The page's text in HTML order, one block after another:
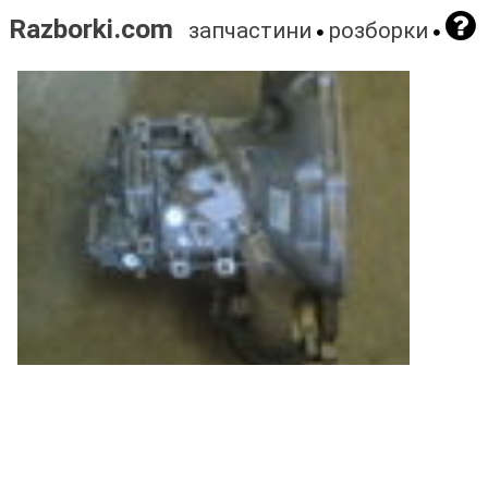
Razborki.com запчастини розборки